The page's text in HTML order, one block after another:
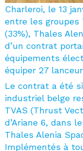
Charleroi, le 13
entre les groupes
(33%), Thales
d’un contrat
équipements
équiper 27
Le contrat a été
industriel belge
TVAS (Thrust
d’Ariane 6, dans
Thales Alenia
Implémentés à